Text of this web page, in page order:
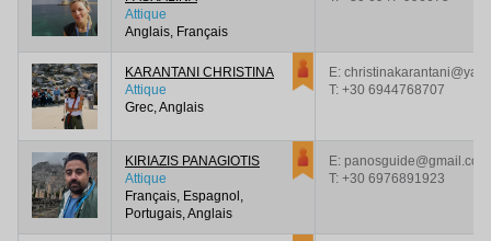
Attique
Anglais, Français
KARANTANI CHRISTINA
Attique
Grec, Anglais
E:
T: +30 6944768707
KIRIAZIS PANAGIOTIS
Attique
Français, Espagnol,
Portugais, Anglais
E: panosguide@gmail.com
T: +30 6976891923